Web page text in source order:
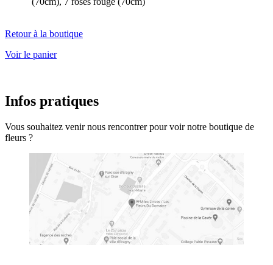
Retour à la boutique
Voir le panier
Infos pratiques
Vous souhaitez venir nous rencontrer pour voir notre boutique de
fleurs ?